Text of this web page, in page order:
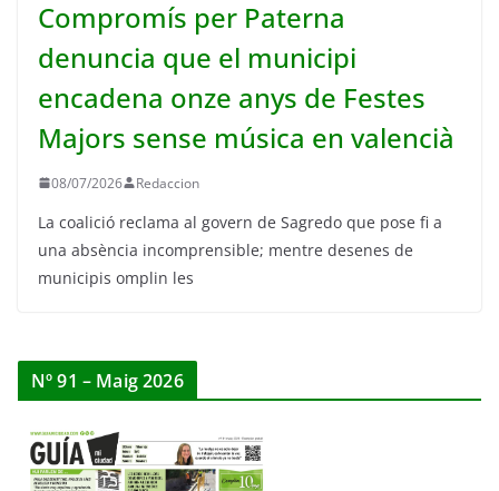
Compromís per Paterna
denuncia que el municipi
encadena onze anys de Festes
Majors sense música en valencià
08/07/2026 Redaccion
La coalició reclama al govern de Sagredo que pose fi a
una absència incomprensible; mentre desenes de
municipis omplin les
Nº 91 – Maig 2026